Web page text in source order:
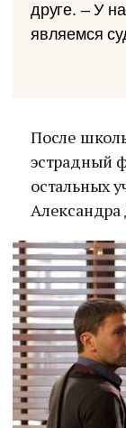
друге. – У
являемся
После
эстрадный
остальных